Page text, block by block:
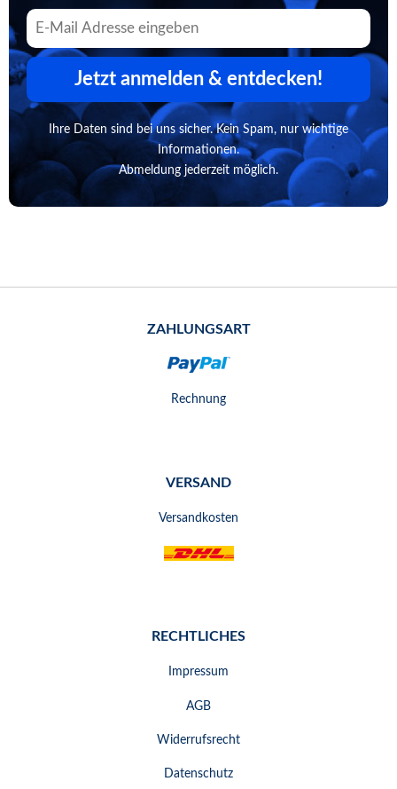
Jetzt anmelden & entdecken!
Ihre Daten sind bei uns sicher. Kein Spam, nur wichtige
Informationen.
Abmeldung jederzeit möglich.
ZAHLUNGSART
Rechnung
VERSAND
Versandkosten
RECHTLICHES
Impressum
AGB
Widerrufsrecht
Datenschutz